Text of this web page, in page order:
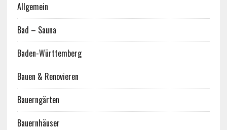
Allgemein
Bad – Sauna
Baden-Württemberg
Bauen & Renovieren
Bauerngärten
Bauernhäuser